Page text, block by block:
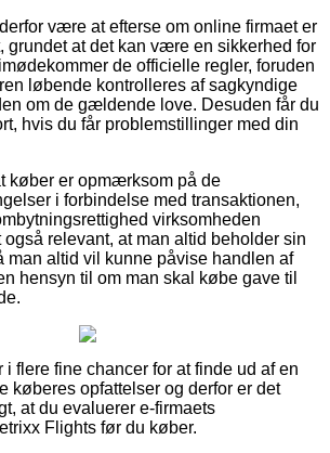
være at efterse om online firmaet er
grundet at det kan være en sikkerhed for
de officielle regler, foruden
løbende kontrolleres af sagkyndige
om de gældende love. Desuden får du
hvis du får problemstillinger med din
køber er opmærksom på de
i forbindelse med transaktionen,
virksomheden
også relevant, at man altid beholder sin
man altid vil kunne påvise handlen af
hensyn til om man skal købe gave til
i flere fine chancer for at finde ud af en
køberes opfattelser og derfor er det
at du evaluerer e-firmaets
Flights før du køber.